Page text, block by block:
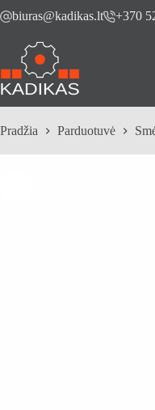
to biuras@kadikas.lt +370
Pradžia Parduotuvė